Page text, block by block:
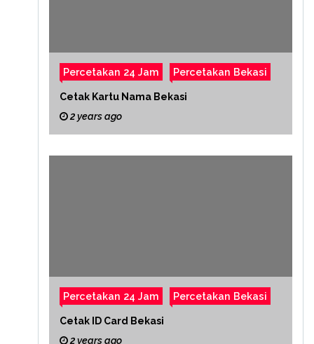
Percetakan 24 Jam Percetakan Bekasi
Cetak Kartu Nama Bekasi
2 years ago
Percetakan 24 Jam Percetakan Bekasi
Cetak ID Card Bekasi
2 years ago